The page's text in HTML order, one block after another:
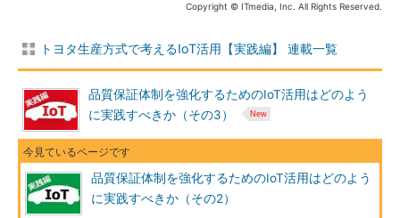
Copyright © ITmedia, Inc. All Rights Reserved.
トヨタ生産方式で考えるIoT活用【実践編】 連載一覧
品質保証体制を強化するためのIoT活用はどのよう
に実践すべきか（その3）
品質保証体制を強化するためのIoT活用はどのよう
に実践すべきか（その2）